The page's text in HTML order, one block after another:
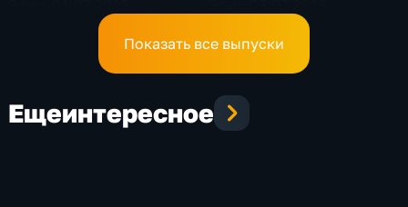
Показать все выпуски
Ещеинтересное